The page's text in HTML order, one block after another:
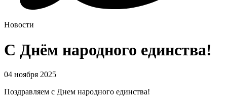
Новости
С Днём народного единства!
04 ноября 2025
Поздравляем с Днем народного единства!